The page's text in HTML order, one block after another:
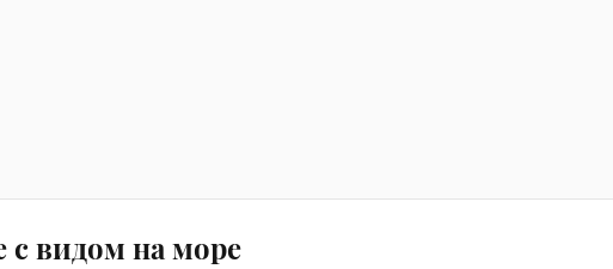
видом на море